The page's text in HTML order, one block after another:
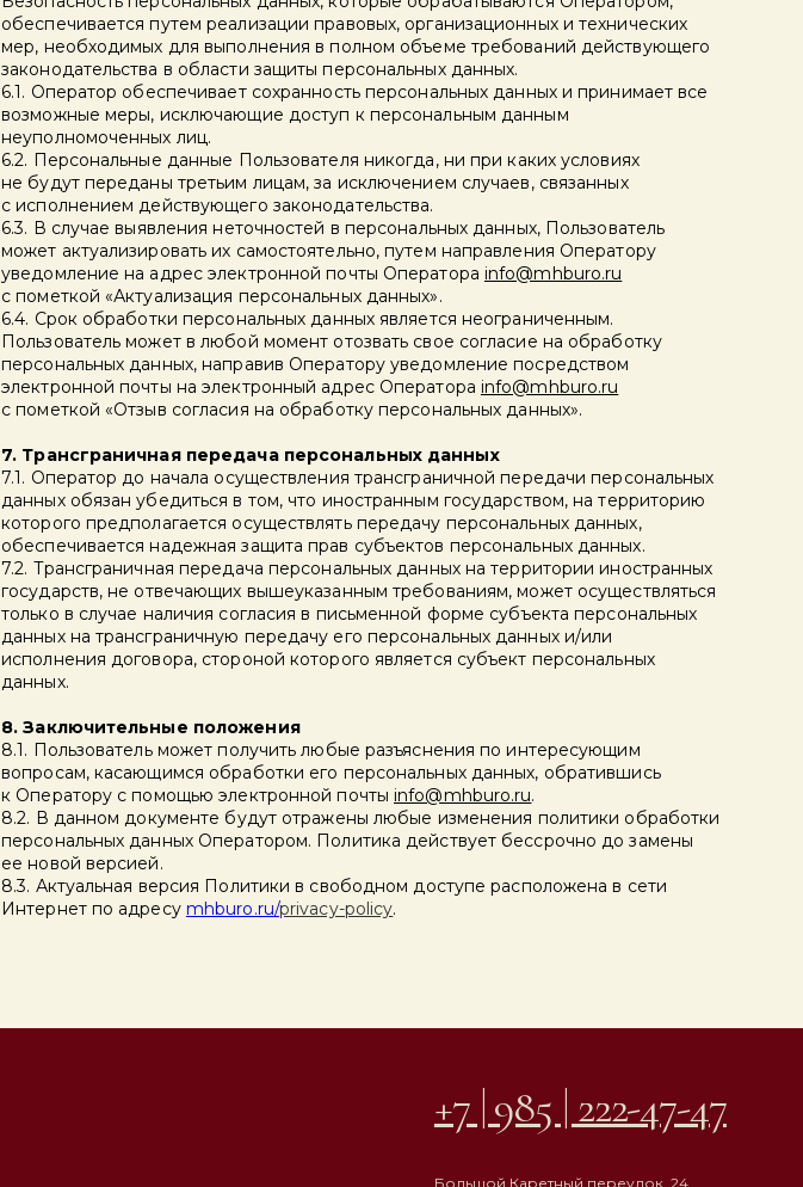
обеспечивается путем реализации правовых, организационных и технических
мер, необходимых для выполнения в полном объеме требований действующего
законодательства в области защиты персональных данных.
6.1. Оператор обеспечивает сохранность персональных данных и принимает все
возможные меры, исключающие доступ к персональным данным
неуполномоченных лиц.
6.2. Персональные данные Пользователя никогда, ни при каких условиях
не будут переданы третьим лицам, за исключением случаев, связанных
с исполнением действующего законодательства.
6.3. В случае выявления неточностей в персональных данных, Пользователь
может актуализировать их самостоятельно, путем направления Оператору
уведомление на адрес электронной почты Оператора info@mhburo.ru
с пометкой «Актуализация персональных данных».
6.4. Срок обработки персональных данных является неограниченным.
Пользователь может в любой момент отозвать свое согласие на обработку
персональных данных, направив Оператору уведомление посредством
электронной почты на электронный адрес Оператора info@mhburo.ru
с пометкой «Отзыв согласия на обработку персональных данных».
7. Трансграничная передача персональных данных
7.1. Оператор до начала осуществления трансграничной передачи персональных
данных обязан убедиться в том, что иностранным государством, на территорию
которого предполагается осуществлять передачу персональных данных,
обеспечивается надежная защита прав субъектов персональных данных.
7.2. Трансграничная передача персональных данных на территории иностранных
государств, не отвечающих вышеуказанным требованиям, может осуществляться
только в случае наличия согласия в письменной форме субъекта персональных
данных на трансграничную передачу его персональных данных и/или
исполнения договора, стороной которого является субъект персональных
данных.
8. Заключительные положения
8.1. Пользователь может получить любые разъяснения по интересующим
вопросам, касающимся обработки его персональных данных, обратившись
к Оператору с помощью электронной почты info@mhburo.ru.
8.2. В данном документе будут отражены любые изменения политики обработки
персональных данных Оператором. Политика действует бессрочно до замены
ее новой версией.
8.3. Актуальная версия Политики в свободном доступе расположена в сети
Интернет по адресу mhburo.ru/privacy-policy.
+7 | 985 | 222-47-47
Большой Каретный переулок, 24